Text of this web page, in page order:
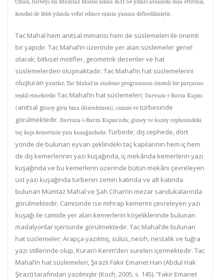
Cihan, türbeyi eşi Mümtaz Mahal adına 1631-54 yılları arasında inşa ettirmiş,
kendisi de 1666 yılında vefat edince eşinin yanına defnedilmiştir.
Tac Mahal hem anıtsal mimarisi hem de süslemeleri ile önemli
bir yapıdır. Tac Mahal’in üzerinde yer alan süslemeler genel
olarak; bitkisel motifler, geometrik desenler ve hat
süslemelerden oluşmaktadır. Tac Mahal’in hat süslemelerini
oluşturan yazıtlar, Tac Mahal’in süsleme programının önemli bir parçasını
teşkil etmektedir. Tac Mahal’in hat süslemeleri; Darvaza-i-Ravza Kapısı
(anıtsal güney giriş bina düzenlemesi), camisi ve türbesinde
görülmektedir. Darvaza-i-Ravza Kapısı’nda; güney ve kuzey cephesindeki
taç kapı kemerinin yazı kuşağındadır. Türbede; dış cephede, dört
yönde de bulunan eyvan şeklindeki taç kapılarının hem iç hem
de dış kemerlerinin yazı kuşağında, iç mekânda kemerlerin yazı
kuşağında ve bu kemerlerin üzerinde bütün mekânı çevreleyen
üst yazı kuşağında türbenin zemin katında ve alt katında
bulunan Mümtaz Mahal ve Şah Cihan’ın mezar sandukalarında
görülmektedir. Camisinde ise mihrap kemerini çevreleyen yazı
kuşağı ile camide yer alan kemerlerin köşeliklerinde bulunan
madalyonlar içerisinde görülmektedir. Tac Mahal’de bulunan
hat süslemeler; Arapça yazılmış, sülüs, nesih, nestalik ve tuğra
yazı stillerinde olup, Kuran’ı Kerim’den sureleri içermektedir. Tac
Mahal’in hat süslemeleri, Şirazlı Fakir Emanet Han (Abdul Hak
Şirazi) tarafından yazılmıştır (Koch, 2005, s. 145). “Fakir Emanet